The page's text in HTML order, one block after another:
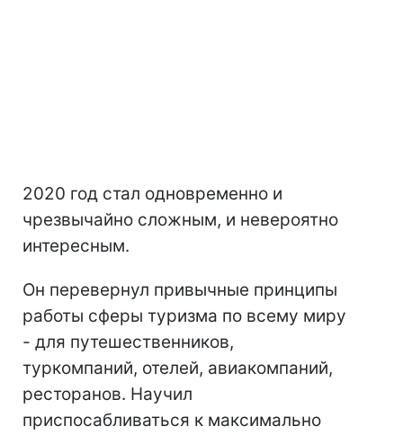
2020 год стал одновременно и
чрезвычайно сложным, и невероятно
интересным.
Он перевернул привычные принципы
работы сферы туризма по всему миру
- для путешественников,
туркомпаний, отелей, авиакомпаний,
ресторанов. Научил
приспосабливаться к максимально